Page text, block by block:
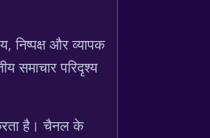
निष्पक्ष और व्यापक
समाचार परिदृश्य
है। चैनल के